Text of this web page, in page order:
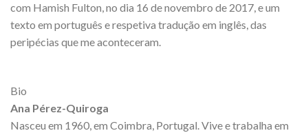
com Hamish Fulton, no dia 16 de novembro de 2017, e um
texto em português e respetiva tradução em inglês, das
peripécias que me aconteceram.
Bio
Ana Pérez-Quiroga
Nasceu em 1960, em Coimbra, Portugal. Vive e trabalha em